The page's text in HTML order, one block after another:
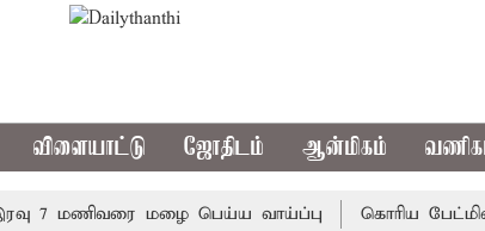
விளையாட்டு ஜோதிடம் ஆன்மிகம்
மணிவரை மழை பெய்ய வாய்ப்பு கொரிய பேட்மிண்டன்